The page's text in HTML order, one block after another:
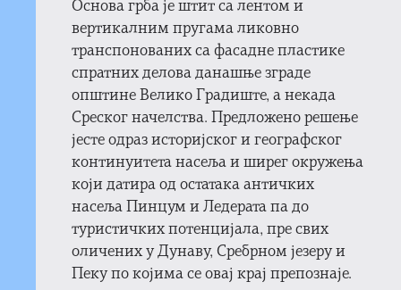
Основа грба је штит са лентом и
вертикалним пругама ликовно
транспонованих са фасадне пластике
спратних делова данашње зграде
општине Велико Градиште, а некада
Среског начелства. Предложено решење
јесте одраз историјског и географског
континуитета насеља и ширег окружења
који датира од остатака античких
насеља Пинцум и Ледерата па до
туристичких потенцијала, пре свих
оличених у Дунаву, Сребрном језеру и
Пеку по којима се овај крај препознаје.